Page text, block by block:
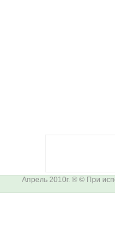
Апрель 2010г. ® © При